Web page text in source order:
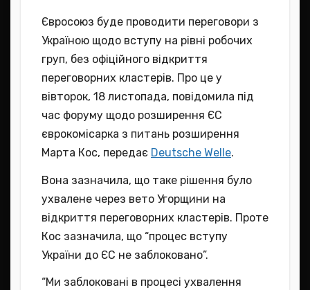
Євросоюз буде проводити переговори з
Україною щодо вступу на рівні робочих
груп, без офіційного відкриття
переговорних кластерів. Про це у
вівторок, 18 листопада, повідомила під
час форуму щодо розширення ЄС
єврокомісарка з питань розширення
Марта Кос, передає Deutsche Welle.
Вона зазначила, що таке рішення було
ухвалене через вето Угорщини на
відкриття переговорних кластерів. Проте
Кос зазначила, що “процес вступу
України до ЄС не заблоковано”.
“Ми заблоковані в процесі ухвалення